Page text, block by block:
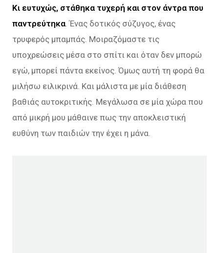
Κι ευτυχώς, στάθηκα τυχερή και στον άντρα που
παντρεύτηκα . Ένας δοτικός σύζυγος, ένας
τρυφερός μπαμπάς. Μοιραζόμαστε τις
υποχρεώσεις μέσα στο σπίτι και όταν δεν μπορώ
εγώ, μπορεί πάντα εκείνος. Όμως αυτή τη φορά θα
μιλήσω ειλικρινά. Και μάλιστα με μία διάθεση
βαθιάς αυτοκριτικής. Μεγάλωσα σε μία χώρα που
από μικρή μου μάθαινε πως την αποκλειστική
ευθύνη των παιδιών την έχει η μάνα.